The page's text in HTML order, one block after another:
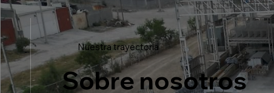
Nuestra trayectoria
Sobre nosotros